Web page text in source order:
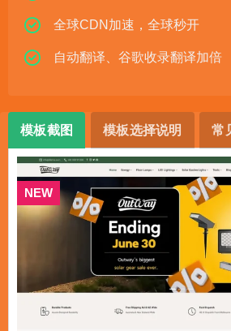
全球CDN加速，全球秒开
自动翻译、谷歌收录翻译加倍
模板截图 模板选择说明 常
NEW